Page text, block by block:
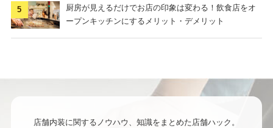
厨房が見えるだけでお店の印象は変わる！飲食店をオ
ープンキッチンにするメリット・デメリット
店舗内装に関するノウハウ、知識をまとめた店舗ハック。